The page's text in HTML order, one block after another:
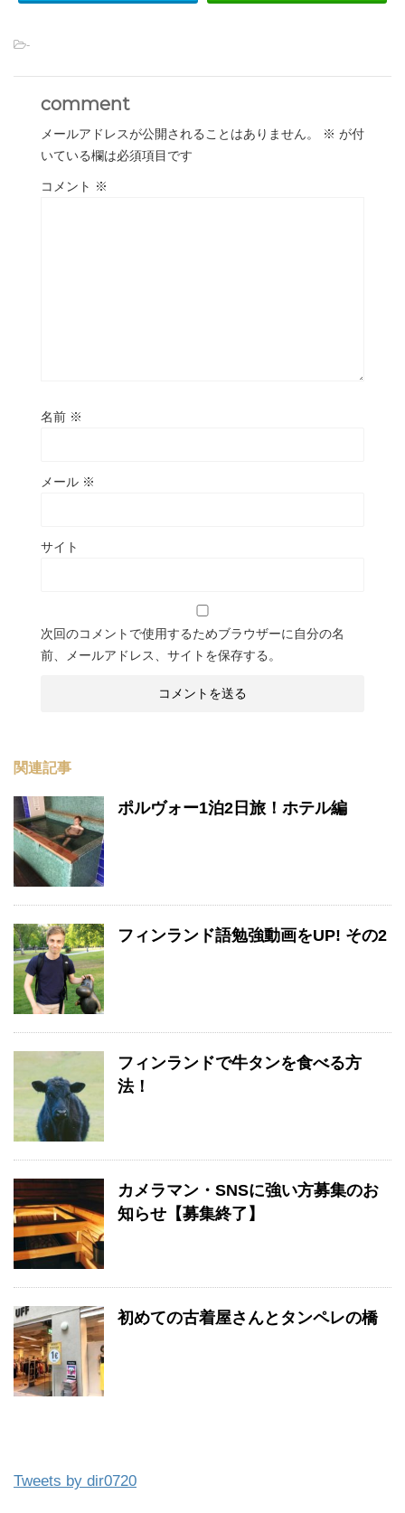
-
comment
メールアドレスが公開されることはありません。 ※ が付
いている欄は必須項目です
コメント ※
名前 ※
メール ※
サイト
次回のコメントで使用するためブラウザーに自分の名
前、メールアドレス、サイトを保存する。
関連記事
ポルヴォー1泊2日旅！ホテル編
フィンランド語勉強動画をUP! その2
フィンランドで牛タンを食べる方
法！
カメラマン・SNSに強い方募集のお
知らせ【募集終了】
初めての古着屋さんとタンペレの橋
Tweets by dir0720